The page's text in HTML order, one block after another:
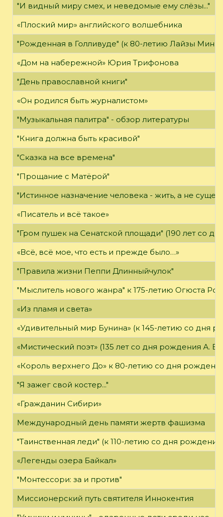
"И видный миру смех, и неведомые ему слёзы..."
«Плоский мир» английского волшебника
"Рожденная в Голливуде" (к 80-летию Лайзы
«Дом на набережной» Юрия Трифонова
"День православной книги"
«Он родился быть журналистом»
"Музыкальная палитра" - обзор литературы
"Книга должна быть красивой"
"Сказка на все времена"
"Прощание с Матёрой"
"Истинное назначение человека - жить, а не
«Писатель и всё такое»
"Гром пушек на Сенатской площади" (190 лет со
«Всё, всё мое, что есть и прежде было…»
"Правила жизни Пеппи Длинныйчулок"
"Мыслитель нового жанра" к 175-летию Огюста
«Из пламя и света»
«Удивительный мир Бунина» (к 145-летию со дня
«Мистический поэт» (135 лет со дня рождения А.
«Король верхнего До» к 80-летию со дня
"Я зажег свой костер..."
«Гражданин Сибири»
Международный день памяти жертв фашизма
"Таинственная леди" (к 110-летию со дня
«Легенды озера Байкал»
"Монтессори: за и против"
Миссионерский путь святителя Иннокентия